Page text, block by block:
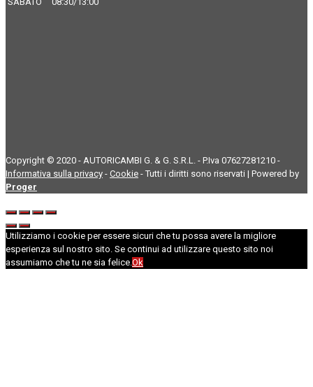
Copyright © 2020 - AUTORICAMBI G. & G. S.R.L. - P.Iva 07627281210 -
Informativa sulla privacy - Cookie - Tutti i diritti sono riservati | Powered by
Proger
Utilizziamo i cookie per essere sicuri che tu possa avere la migliore
esperienza sul nostro sito. Se continui ad utilizzare questo sito noi
assumiamo che tu ne sia felice.Ok